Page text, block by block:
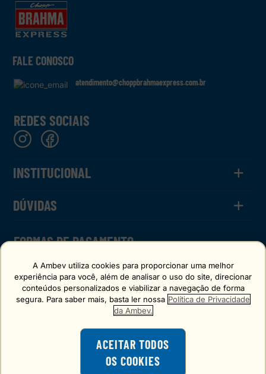
O consumo de bebidas alcoólicas é
FALE CONOSCO
atendimento@choppbrahmaexpress.com.br
REDES SOCIAIS
INSTITUCIONAL +
Calculadora
DÚVIDAS +
FAQ
FORMAS DE PAGAMENTO
SELO DE CONFIANÇA
A Ambev utiliza cookies para proporcionar uma melhor
experiência para você, além de analisar o uso do site, direcionar
conteúdos personalizados e viabilizar a navegação de forma
segura. Para saber mais, basta ler nossa Política de Privacidade
da Ambev.
ACEITAR TODOS
OS COOKIES